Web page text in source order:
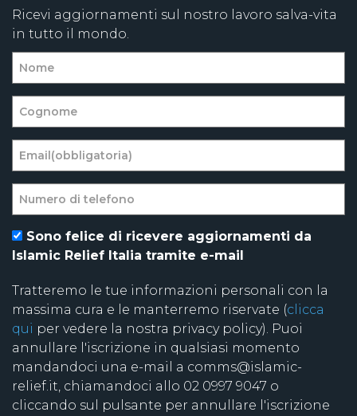
Ricevi aggiornamenti sul nostro lavoro salva-vita
in tutto il mondo.
Sono felice di ricevere aggiornamenti da
Islamic Relief Italia tramite e-mail
Tratteremo le tue informazioni personali con la
massima cura e le manterremo riservate (clicca
qui per vedere la nostra privacy policy). Puoi
annullare l'iscrizione in qualsiasi momento
mandandoci una e-mail a comms@islamic-
relief.it, chiamandoci allo 02 0997 9047 o
cliccando sul pulsante per annullare l'iscrizione